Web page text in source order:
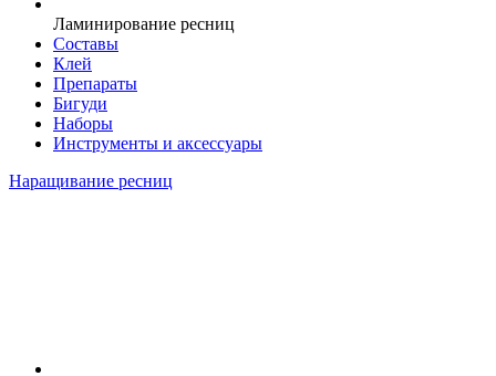
Ламинирование ресниц
Составы
Клей
Препараты
Бигуди
Наборы
Инструменты и аксессуары
Наращивание ресниц